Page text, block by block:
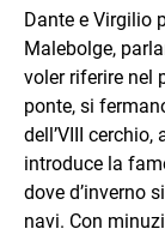
Dante e Virgilio
Malebolge,
voler riferire nel
ponte, si
dell’VIII
introduce la
dove d’inverno
navi. Con